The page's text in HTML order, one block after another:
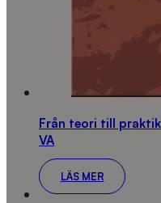
Från teori till
VA
LÄS MER